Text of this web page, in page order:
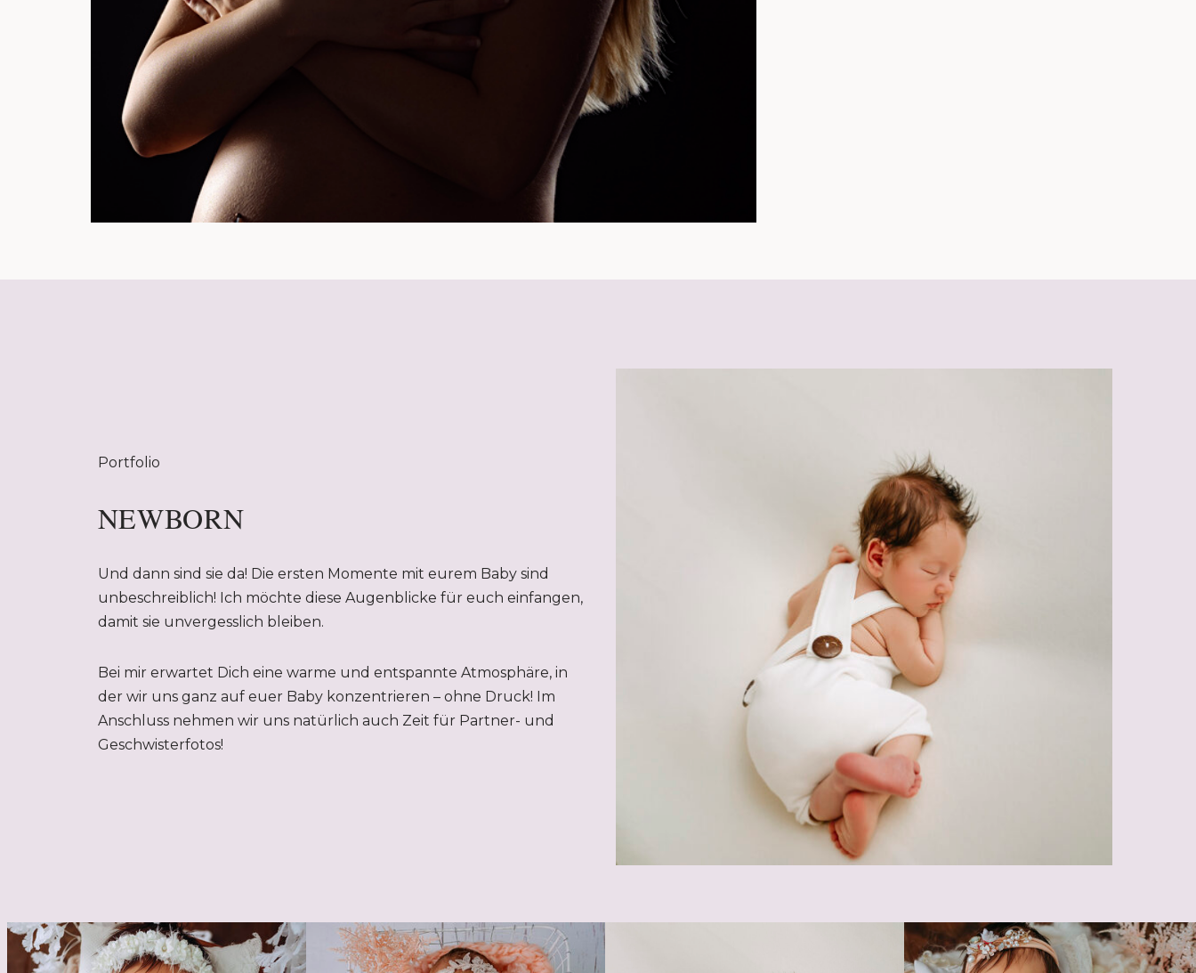
Portfolio
NEWBORN
Und dann sind sie da! Die ersten Momente mit eurem Baby sind
unbeschreiblich! Ich möchte diese Augenblicke für euch einfangen,
damit sie unvergesslich bleiben.
Bei mir erwartet Dich eine warme und entspannte Atmosphäre, in
der wir uns ganz auf euer Baby konzentrieren – ohne Druck! Im
Anschluss nehmen wir uns natürlich auch Zeit für Partner- und
Geschwisterfotos!